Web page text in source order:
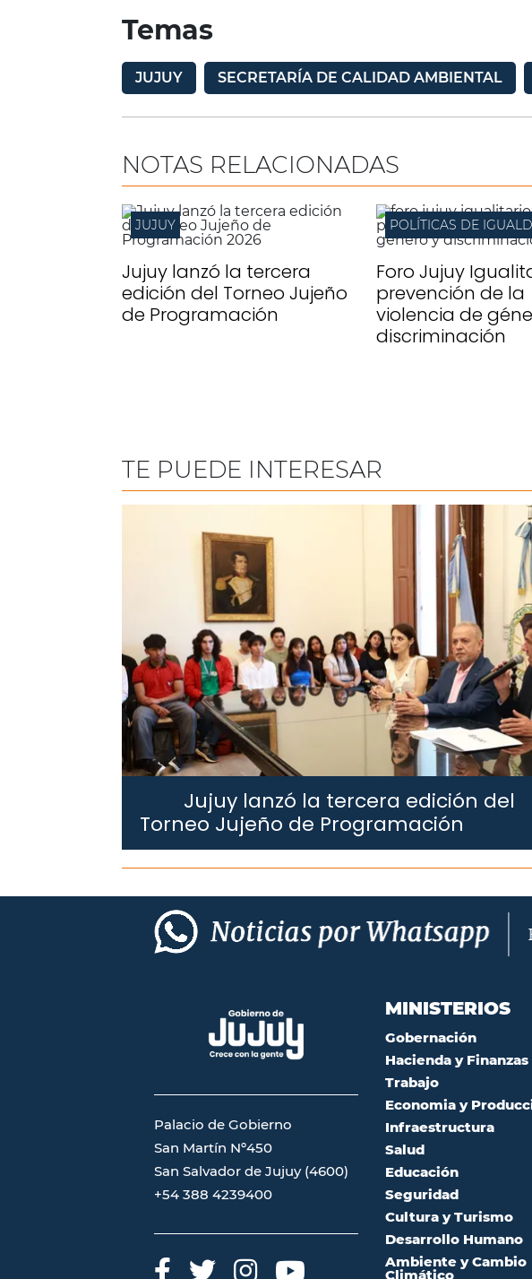
Temas
JUJUY SECRETARÍA DE CALIDAD AMBIENTAL
NOTAS RELACIONADAS
JUJUY
Jujuy lanzó la tercera
edición del Torneo Jujeño
de Programación
POLÍTICAS DE
Foro Jujuy
prevención de la
violencia de
discriminación
TE PUEDE INTERESAR
Jujuy lanzó la tercera edición del
Torneo Jujeño de Programación
Palacio de Gobierno
San Martín Nº450
San Salvador de Jujuy (4600)
+54 388 4239400
MINISTERIOS
Gobernación
Hacienda y Finanzas
Trabajo
Economia y
Infraestructura
Salud
Educación
Seguridad
Cultura y Turismo
Desarrollo Humano
Ambiente y Cambio
Climático